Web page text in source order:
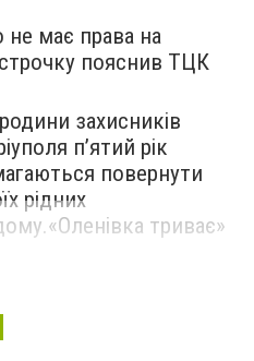
не має права на
пояснив ТЦК
захисників
пʼятий рік
повернути
рідних
триває»